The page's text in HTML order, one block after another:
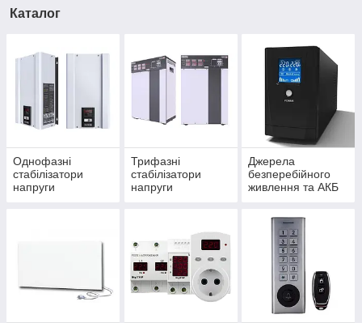
Каталог
Однофазні
стабілізатори
напруги
Трифазні
стабілізатори
напруги
Джерела
безперебійного
живлення та АКБ